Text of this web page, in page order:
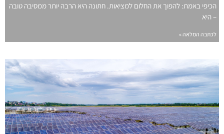
הכיפי באמת: להפוך את החלום למציאות. חתונה היא הרבה יותר ממסיבה טובה
– היא
לכתבה המלאה »